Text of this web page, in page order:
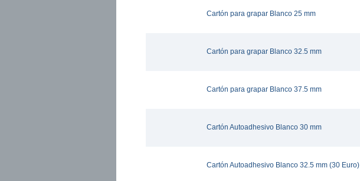
Cartón para grapar Blanco 25 mm
Cartón para grapar Blanco 32.5 mm
Cartón para grapar Blanco 37.5 mm
Cartón Autoadhesivo Blanco 30 mm
Cartón Autoadhesivo Blanco 32.5 mm (30 Euro)